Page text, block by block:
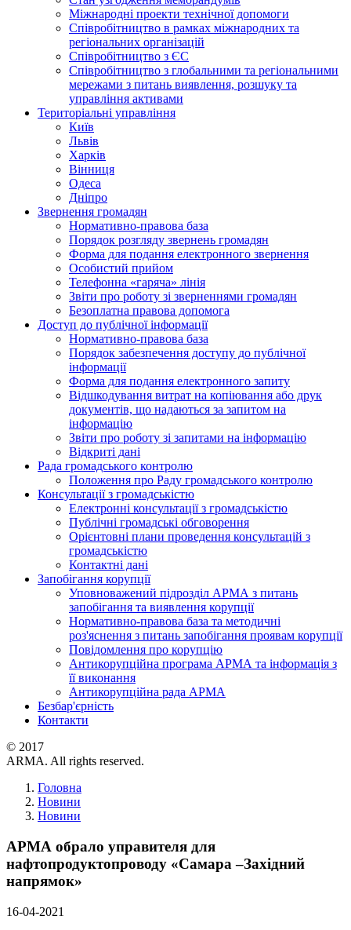
Міжнародні проекти технічної допомоги
Співробітництво в рамках міжнародних та
регіональних організацій
Співробітництво з ЄС
Співробітництво з глобальними та регіональними
мережами з питань виявлення, розшуку та
управління активами
Територіальні управління
Київ
Львів
Харків
Вінниця
Одеса
Дніпро
Звернення громадян
Нормативно-правова база
Порядок розгляду звернень громадян
Форма для подання електронного звернення
Особистий прийом
Телефонна «гаряча» лінія
Звіти про роботу зі зверненнями громадян
Безоплатна правова допомога
Доступ до публічної інформації
Нормативно-правова база
Порядок забезпечення доступу до публічної
інформації
Форма для подання електронного запиту
Відшкодування витрат на копіювання або друк
документів, що надаються за запитом на
інформацію
Звіти про роботу зі запитами на інформацію
Відкриті дані
Рада громадського контролю
Положення про Раду громадського контролю
Консультації з громадськістю
Електронні консультації з громадськістю
Публічні громадські обговорення
Орієнтовні плани проведення консультацій з
громадськістю
Контактні дані
Запобігання корупції
Уповноважений підрозділ АРМА з питань
запобігання та виявлення корупції
Нормативно-правова база та методичні
роз'яснення з питань запобігання проявам корупції
Повідомлення про корупцію
Антикорупційна програма АРМА та інформація з
її виконання
Антикорупційна рада АРМА
Безбар'єрність
Контакти
© 2017
ARMA. All rights reserved.
Головна
Новини
Новини
АРМА обрало управителя для
нафтопродуктопроводу «Самара –Західний
напрямок»
16-04-2021